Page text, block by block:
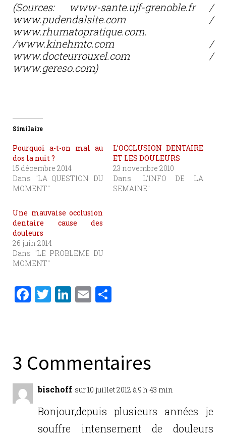
(Sources: www-sante.ujf-grenoble.fr /
www.pudendalsite.com /
www.rhumatopratique.com.
/www.kinehmtc.com /
www.docteurrouxel.com /
www.gereso.com)
Similaire
Pourquoi a-t-on mal au
dos la nuit ?
15 décembre 2014
Dans "LA QUESTION DU
MOMENT"
L’OCCLUSION DENTAIRE
ET LES DOULEURS
23 novembre 2010
Dans "L'INFO DE LA
SEMAINE"
Une mauvaise occlusion
dentaire cause des
douleurs
26 juin 2014
Dans "LE PROBLEME DU
MOMENT"
F
b
o
o
k
T
r
Li
dI
n
E
er
3 Commentaires
bischoff sur 10 juillet 2012 à 9 h 43 min
Bonjour,depuis plusieurs années je
souffre intensement de douleurs